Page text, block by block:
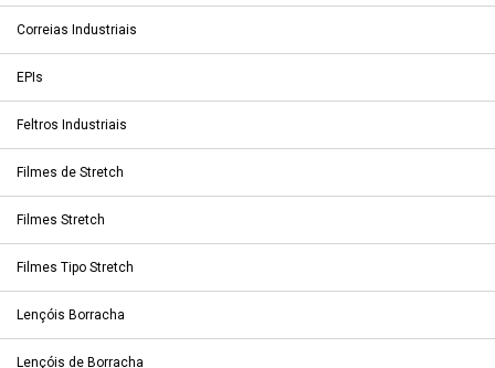
Correias Industriais
EPIs
Feltros Industriais
Filmes de Stretch
Filmes Stretch
Filmes Tipo Stretch
Lençóis Borracha
Lençóis de Borracha